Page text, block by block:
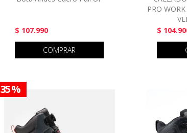
$ 107.990
COMPRAR
PRO
$
35 %